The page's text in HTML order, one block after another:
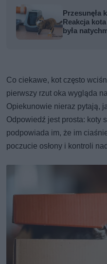
Przesunęła
Reakcja
była
Co ciekawe, kot często
pierwszy rzut oka wygląda
Opiekunowie nieraz pytają,
Odpowiedź jest prosta: koty
podpowiada im, że im
poczucie osłony i kontroli